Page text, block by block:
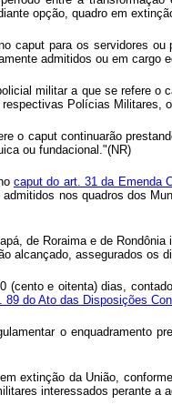
opção, quadro em
caput para os servidores
admitidos ou em cargo
militar a que se refere
Polícias Militares,
o caput continuarão
ou fundacional."(NR)
caput do art. 31 da Emenda
nos quadros dos
de Roraima e de
alcançado, assegurados os
(cento e oitenta) dias,
89 do Ato das Disposições
o enquadramento
extinção da União,
interessados perante